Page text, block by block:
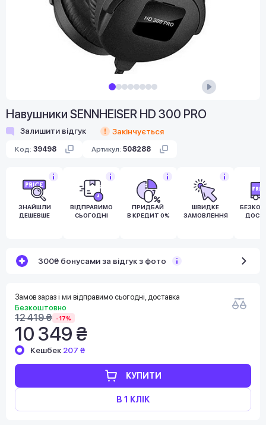
Навушники SENNHEISER HD 300 PRO
Залишити відгук Закінчується
Код: 39498 Артикул: 508288
ЗНАЙШЛИ
ДЕШЕВШЕ
ВІДПРАВИМО
СЬОГОДНІ
ПРИДБАЙ
В КРЕДИТ 0%
ШВИДКЕ
ЗАМОВЛЕННЯ
300₴ бонусами за відгук з фото
Замов зараз і ми відправимо сьогодні, доставка
Безкоштовно
12 419 ₴ -17%
10 349 ₴
КУПИТИ
В 1 КЛІК
Кешбек 207 ₴